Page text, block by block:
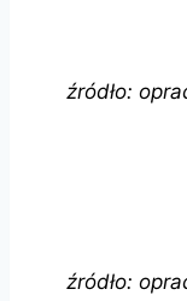
źródło:
źródło: